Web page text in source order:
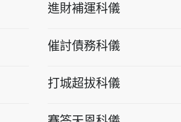
進財補運科儀
催討債務科儀
打城超拔科儀